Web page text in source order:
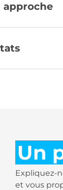
approche
Un
Expliquez-
et vous